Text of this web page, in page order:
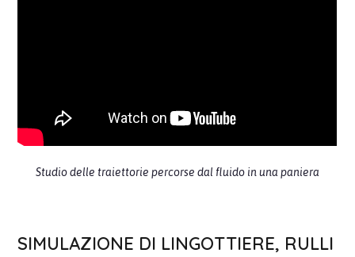
Studio delle traiettorie percorse dal fluido in una paniera
SIMULAZIONE DI LINGOTTIERE, RULLI